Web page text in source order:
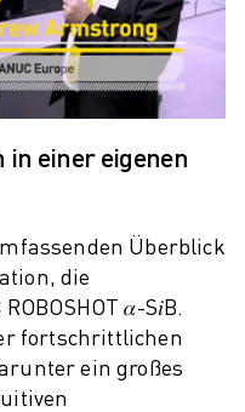
einer eigenen
Überblick
die
𝛼-S𝑖B.
fortschrittlichen
ein großes